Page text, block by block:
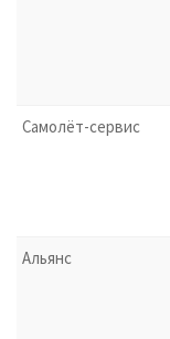
Самолёт-сервис
Альянс